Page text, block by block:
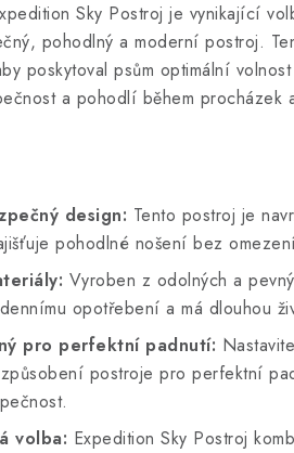
Sky Postroj je vynikající
pohodlný a moderní postroj.
poskytoval psům optimální
a pohodlí během procházek
design: Tento postroj je
pohodlné nošení bez
Vyroben z odolných a
opotřebení a má dlouhou
pro perfektní padnutí:
postroje pro perfektní
volba: Expedition Sky Postroj